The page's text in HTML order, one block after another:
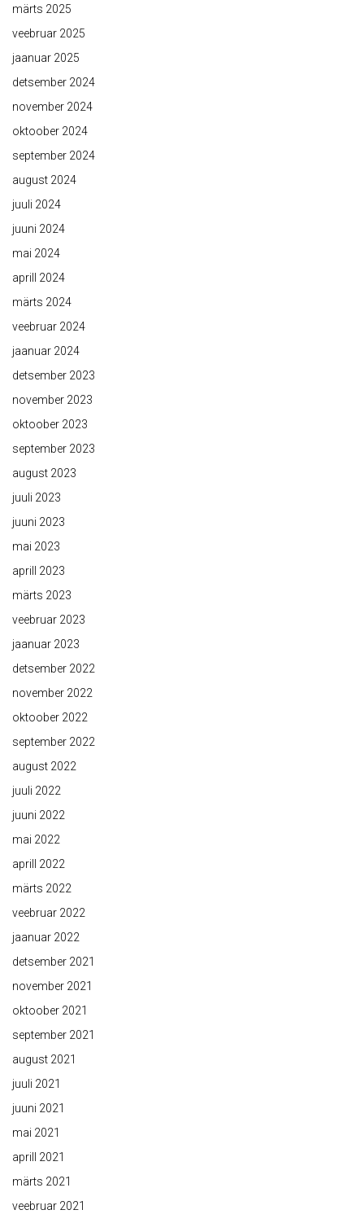
märts 2025
veebruar 2025
jaanuar 2025
detsember 2024
november 2024
oktoober 2024
september 2024
august 2024
juuli 2024
juuni 2024
mai 2024
aprill 2024
märts 2024
veebruar 2024
jaanuar 2024
detsember 2023
november 2023
oktoober 2023
september 2023
august 2023
juuli 2023
juuni 2023
mai 2023
aprill 2023
märts 2023
veebruar 2023
jaanuar 2023
detsember 2022
november 2022
oktoober 2022
september 2022
august 2022
juuli 2022
juuni 2022
mai 2022
aprill 2022
märts 2022
veebruar 2022
jaanuar 2022
detsember 2021
november 2021
oktoober 2021
september 2021
august 2021
juuli 2021
juuni 2021
mai 2021
aprill 2021
märts 2021
veebruar 2021